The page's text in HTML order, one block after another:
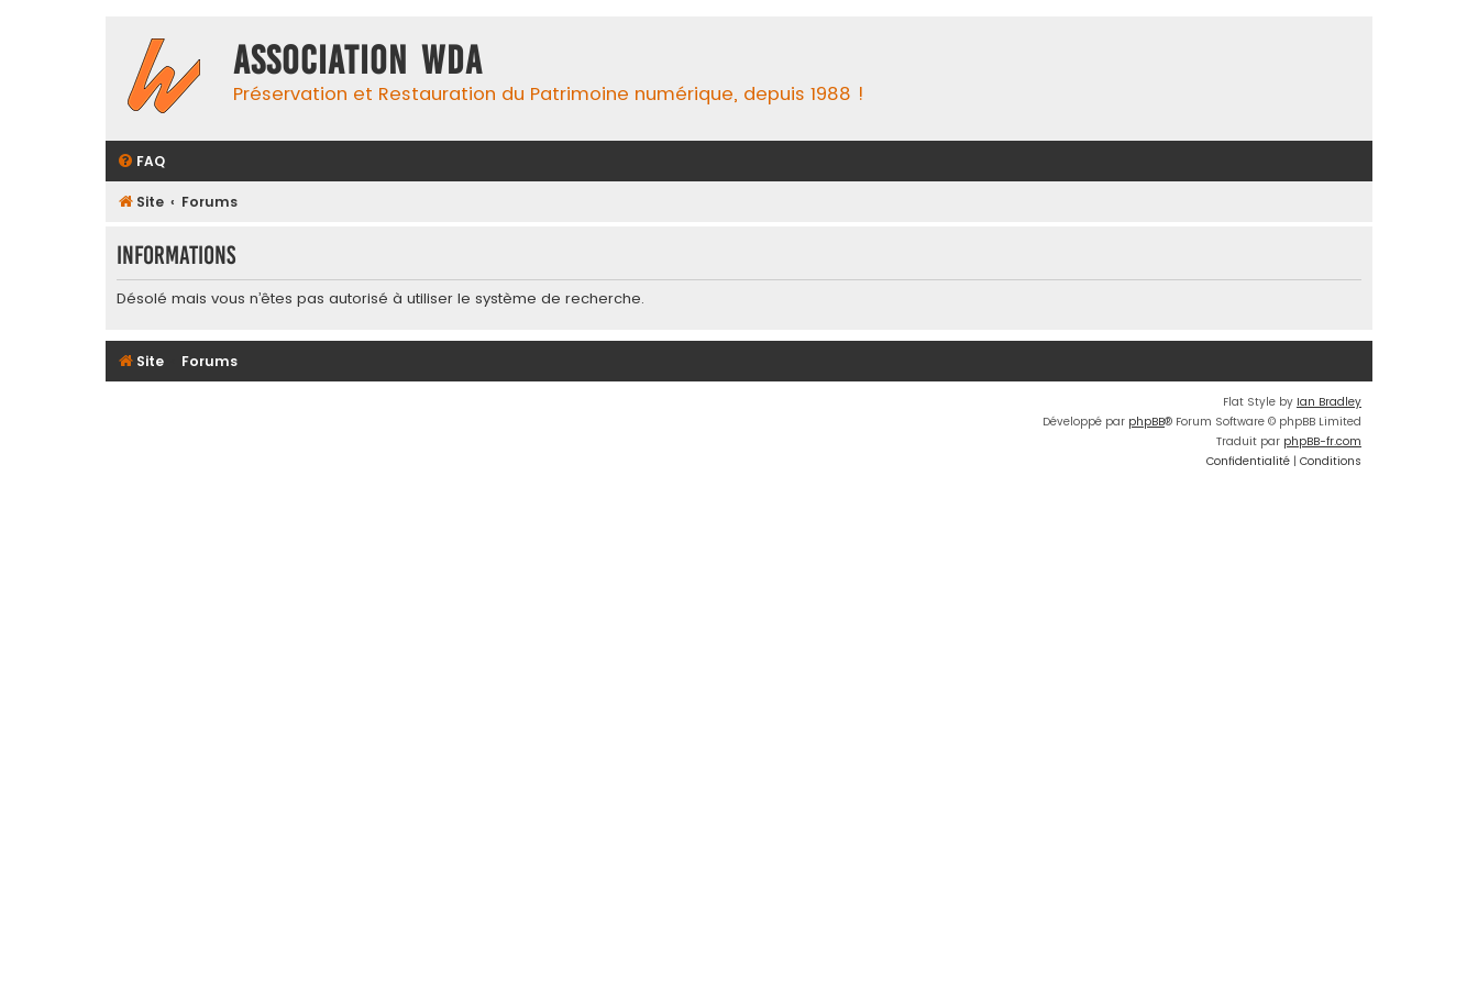
Association WDA
Préservation et Restauration du Patrimoine numérique, depuis 1988 !
FAQ
Site Forums
Informations
Désolé mais vous n’êtes pas autorisé à utiliser le système de recherche.
Site Forums
Flat Style by Ian Bradley
Développé par phpBB® Forum Software © phpBB Limited
Traduit par phpBB-fr.com
Confidentialité | Conditions